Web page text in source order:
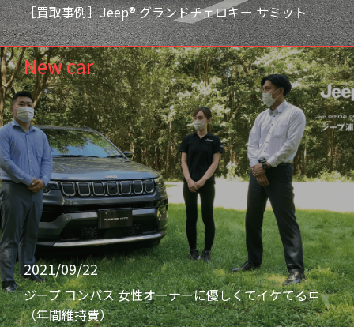
［買取事例］Jeep® グランドチェロキー サミット
New car
2021/09/22
ジープ コンパス 女性オーナーに優しくてイケてる車
（年間維持費）